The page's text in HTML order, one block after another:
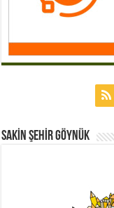
Sakİn Şehİr GÖYNÜK